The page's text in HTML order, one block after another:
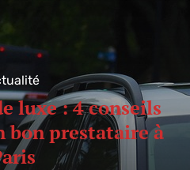
luxe : 4 conseils
bon prestataire à